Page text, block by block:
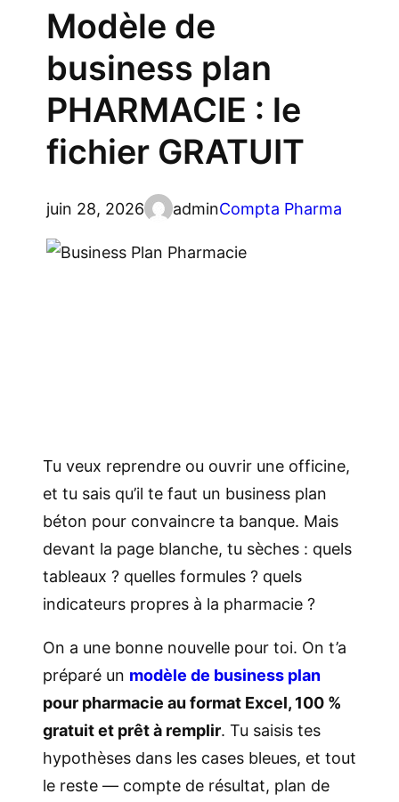
Modèle de
business plan
PHARMACIE : le
fichier GRATUIT
juin 28, 2026 adminCompta Pharma
Tu veux reprendre ou ouvrir une officine,
et tu sais qu’il te faut un business plan
béton pour convaincre ta banque. Mais
devant la page blanche, tu sèches : quels
tableaux ? quelles formules ? quels
indicateurs propres à la pharmacie ?
On a une bonne nouvelle pour toi. On t’a
préparé un modèle de business plan
pour pharmacie au format Excel, 100 %
gratuit et prêt à remplir. Tu saisis tes
hypothèses dans les cases bleues, et tout
le reste — compte de résultat, plan de